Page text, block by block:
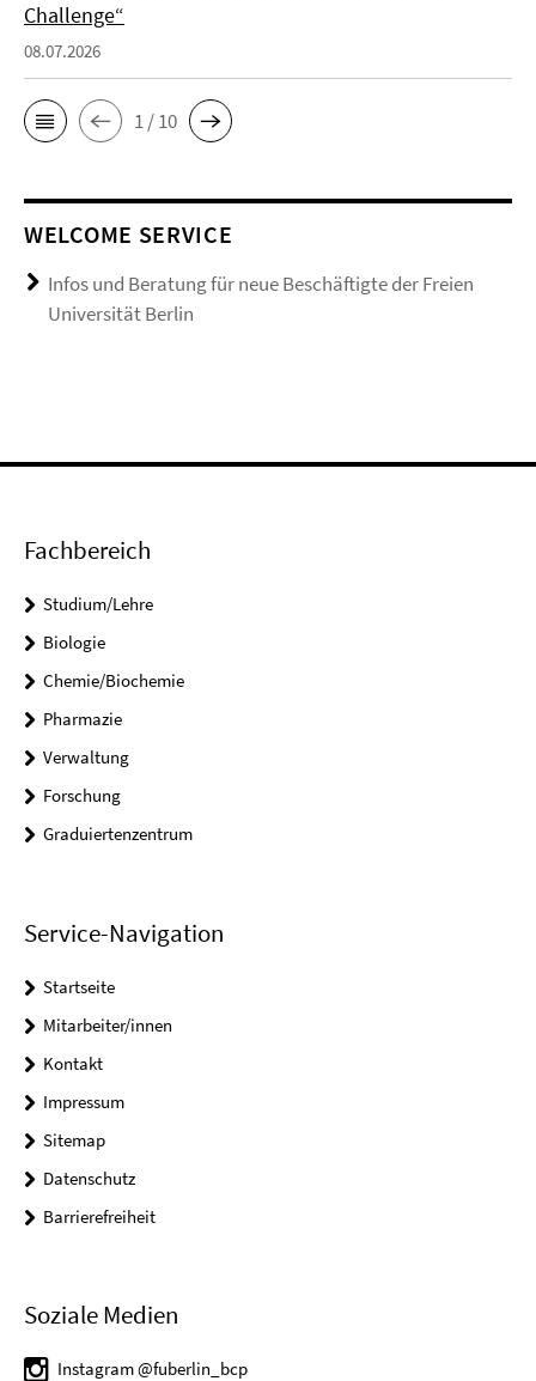
Challenge“
08.07.2026
1 / 10
WELCOME SERVICE
Infos und Beratung für neue Beschäftigte der Freien
Universität Berlin
Fachbereich
Studium/Lehre
Biologie
Chemie/Biochemie
Pharmazie
Verwaltung
Forschung
Graduiertenzentrum
Service-Navigation
Startseite
Mitarbeiter/innen
Kontakt
Impressum
Sitemap
Datenschutz
Barrierefreiheit
Soziale Medien
Instagram @fuberlin_bcp